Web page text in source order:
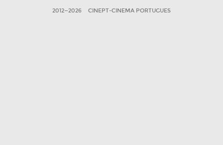
2012—2026 CINEPT-CINEMA PORTUGUES